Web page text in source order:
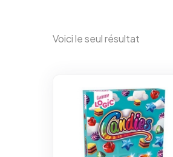
Voici le seul résultat